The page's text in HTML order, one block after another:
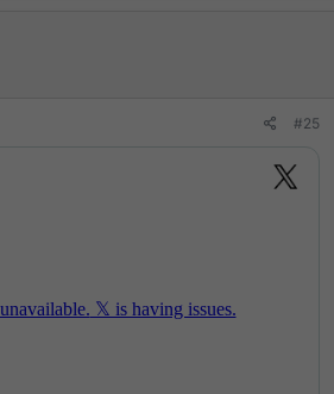
#25